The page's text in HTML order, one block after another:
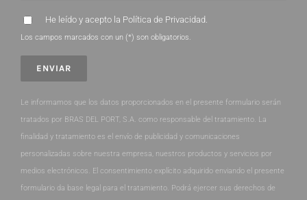
He leído y acepto la Política de Privacidad.
Los campos marcados con un (*) son obligatorios.
Le informamos que los datos proporcionados en el presente formulario serán
tratados por BRAS DEL PORT, S.A. como responsable del tratamiento. La
finalidad y tratamiento es el envío de publicidad y comunicaciones
personalizadas sobre nuestra empresa, nuestros productos y servicios por
medios electrónicos. El consentimiento explícito adquirido enviando el presente
formulario da base legal para el tratamiento. Podrá ejercer sus derechos de